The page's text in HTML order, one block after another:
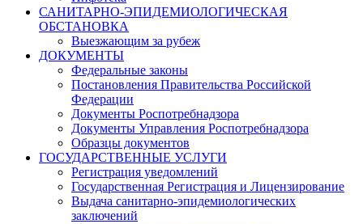
САНИТАРНО-ЭПИДЕМИОЛОГИЧЕСКАЯ
ОБСТАНОВКА
Выезжающим за рубеж
ДОКУМЕНТЫ
Федеральные законы
Постановления Правительства Российской
Федерации
Документы Роспотребнадзора
Документы Управления Роспотребнадзора
Образцы документов
ГОСУДАРСТВЕННЫЕ УСЛУГИ
Регистрация уведомлений
Государственная Регистрация и Лицензирование
Выдача санитарно-эпидемиологических
заключений